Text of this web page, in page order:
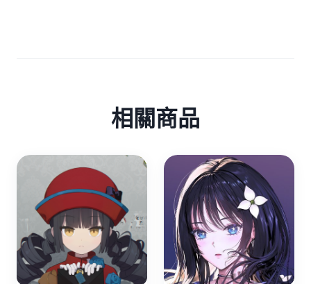
相關商品